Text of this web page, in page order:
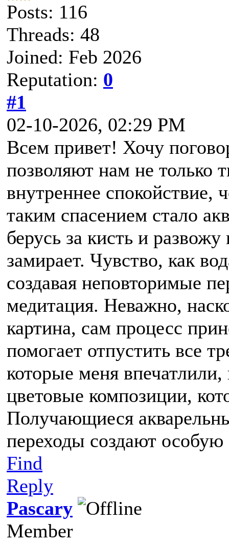
Posts: 116
Threads: 48
Joined: Feb 2026
Reputation: 0
#1
02-10-2026, 02:29 PM
Всем привет! Хочу
позволяют нам не только
внутреннее спокойствие,
таким спасением стало
берусь за кисть и
замирает. Чувство, как
создавая неповторимые
медитация. Неважно,
картина, сам процесс
помогает отпустить все
которые меня
цветовые композиции,
Получающиеся
переходы создают
Find
Reply
Pascary
Member